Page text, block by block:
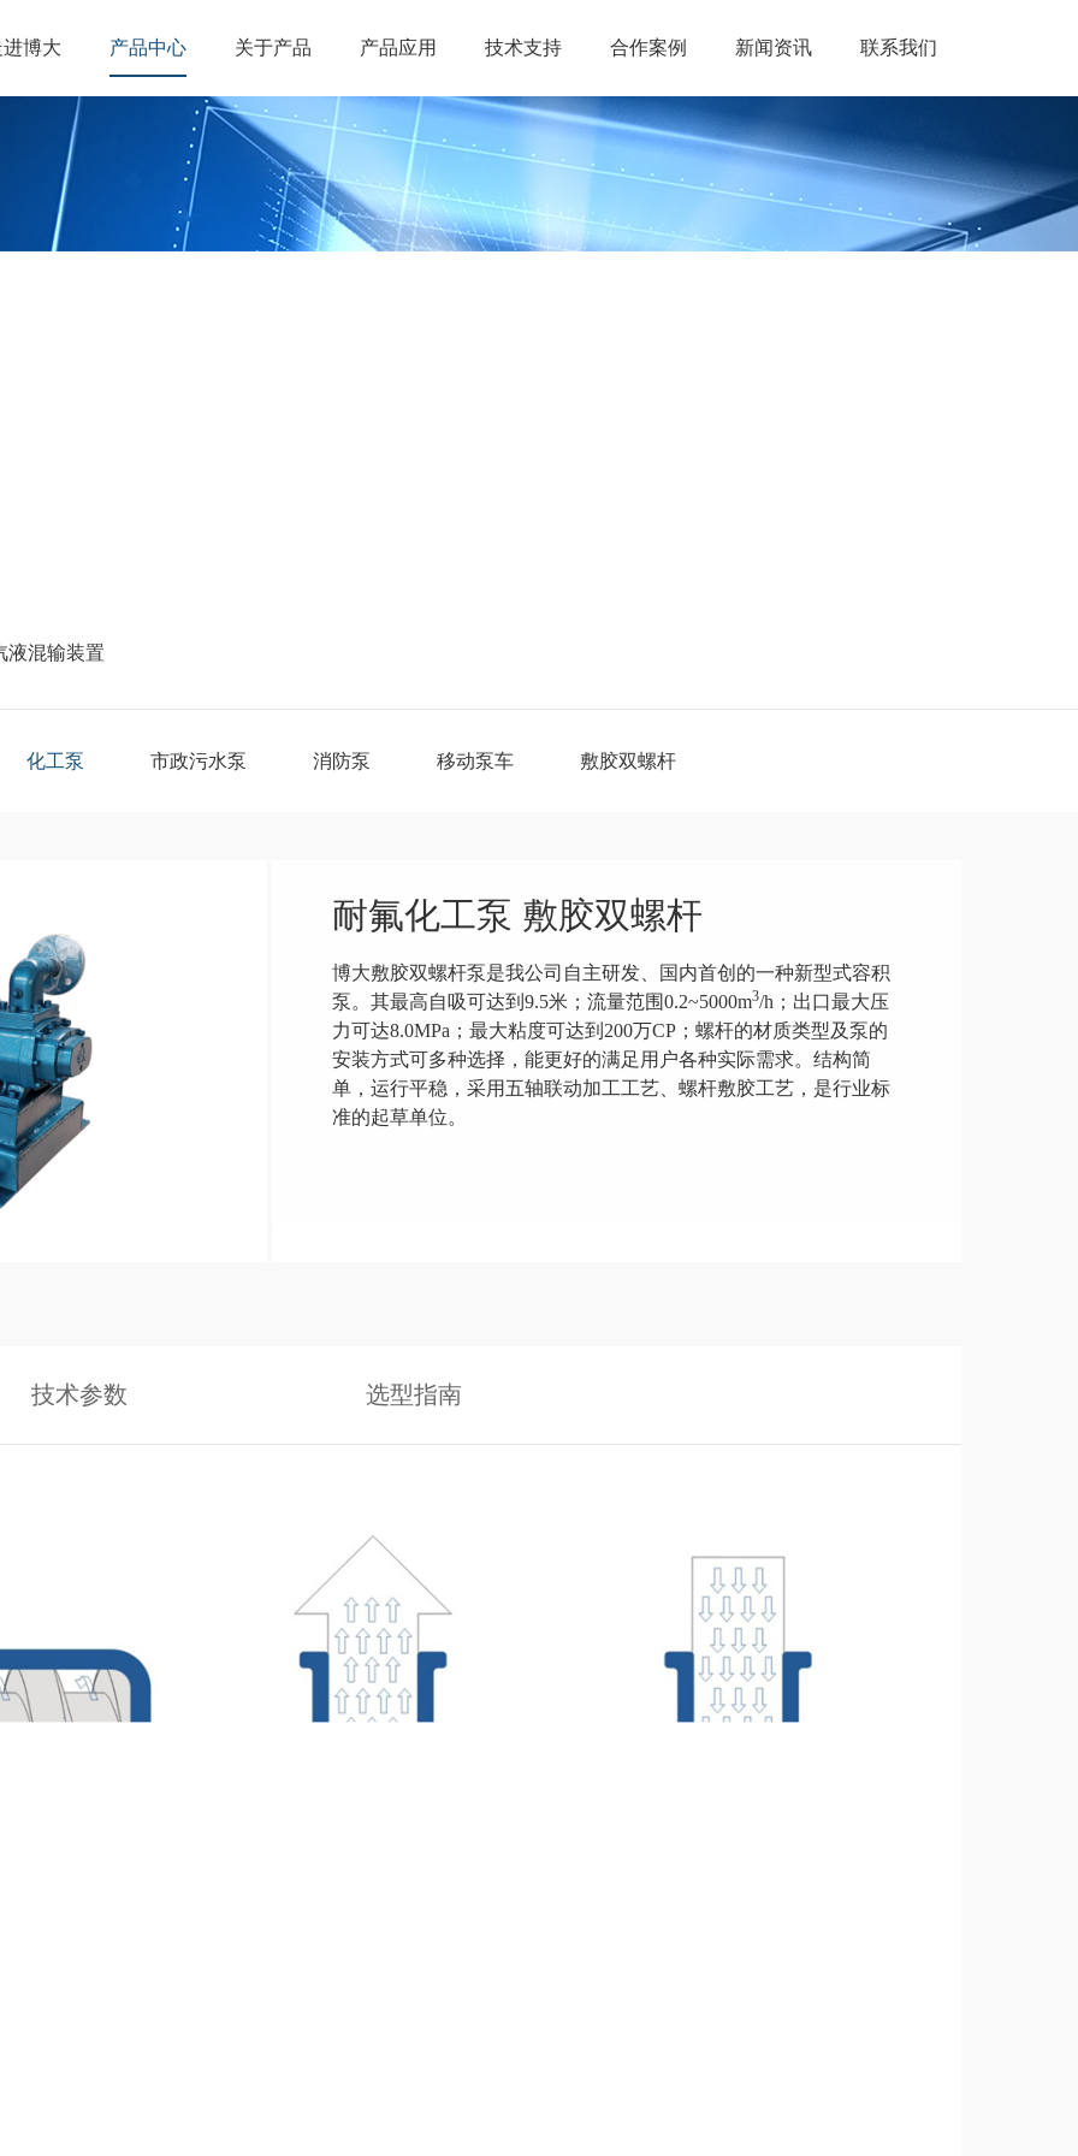
博大 产品中心 关于产品 产品应用 技术支持 合作案例 新闻资讯 联系我们
液混输装置
化工泵 市政污水泵 消防泵 移动泵车 敷胶双螺杆
耐氟化工泵 敷胶双螺杆
博大敷胶双螺杆泵是我公司自主研发、国内首创的一种新型式容积
泵。其最高自吸可达到9.5米；流量范围0.2~5000m3/h；出口最大压
力可达8.0MPa；最大粘度可达到200万CP；螺杆的材质类型及泵的
安装方式可多种选择，能更好的满足用户各种实际需求。结构简
单，运行平稳，采用五轴联动加工工艺、螺杆敷胶工艺，是行业标
准的起草单位。
技术参数 选型指南